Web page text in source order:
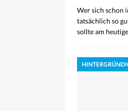
Wer sich schon
tatsächlich so
sollte am